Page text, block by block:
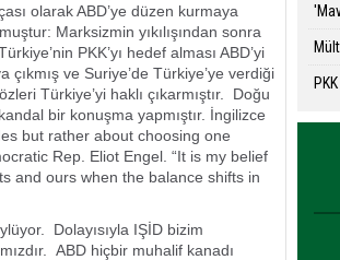
olarak ABD’ye düzen kurmaya
Marksizmin yıkılışından sonra
PKK’yı hedef alması ABD’yi
ve Suriye’de Türkiye’ye verdiği
Türkiye’yi haklı çıkarmıştır. Doğu
bir konuşma yapmıştır. İngilizce
but rather about choosing one
Rep. Eliot Engel. “It is my belief
and ours when the balance shifts in
Dolayısıyla IŞİD bizim
ABD hiçbir muhalif kanadı